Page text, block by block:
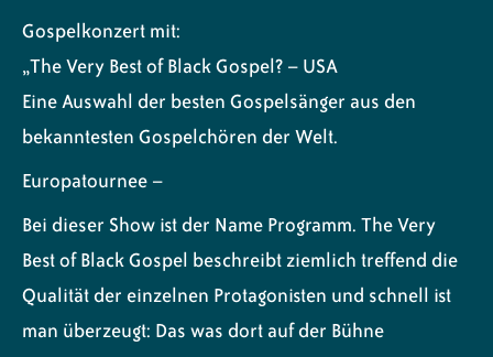
Gospelkonzert mit:
„The Very Best of Black Gospel? – USA
Eine Auswahl der besten Gospelsänger aus den
bekanntesten Gospelchören der Welt.
Europatournee –
Bei dieser Show ist der Name Programm. The Very
Best of Black Gospel beschreibt ziemlich treffend die
Qualität der einzelnen Protagonisten und schnell ist
man überzeugt: Das was dort auf der Bühne